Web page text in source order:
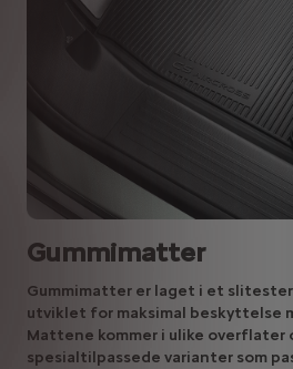
Gummimatter
Gummimatter er laget i et
utviklet for maksimal beskyttelse
Mattene kommer i ulike overflater
spesialtilpassede varianter som